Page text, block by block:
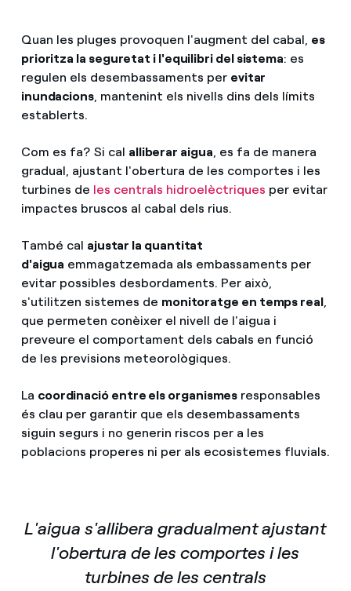
Quan les pluges provoquen l'augment del cabal, es
prioritza la seguretat i l'equilibri del sistema: es
regulen els desembassaments per evitar
inundacions , mantenint els nivells dins dels límits
establerts.
Com es fa? Si cal alliberar aigua, es fa de manera
gradual, ajustant l'obertura de les comportes i les
turbines de les centrals hidroelèctriques per evitar
impactes bruscos al cabal dels rius.
També cal ajustar la quantitat
d'aigua emmagatzemada als embassaments per
evitar possibles desbordaments. Per això,
s'utilitzen sistemes de monitoratge en temps real,
que permeten conèixer el nivell de l'aigua i
preveure el comportament dels cabals en funció
de les previsions meteorològiques.
La coordinació entre els organismes responsables
és clau per garantir que els desembassaments
siguin segurs i no generin riscos per a les
poblacions properes ni per als ecosistemes fluvials.
L'aigua s'allibera gradualment ajustant
l'obertura de les comportes i les
turbines de les centrals